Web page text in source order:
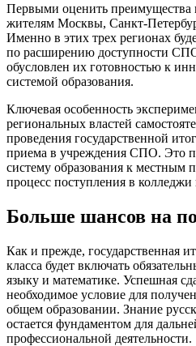
Первыми оценить преимущества
жителям Москвы, Санкт-
Именно в этих трех регионах
по расширению доступности
обусловлен их готовностью к
системой образования.
Ключевая особенность
региональных властей
проведения государственной
приема в учреждения СПО. Это
систему образования к местным
процесс поступления в
Больше шансов на
Как и прежде, государственная
класса будет включать
языку и математике. Успешная
необходимое условие для
общем образовании. Знание
остается фундаментом для
профессиональной деятельности.